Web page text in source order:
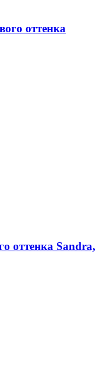
оттенка
оттенка Sandra,